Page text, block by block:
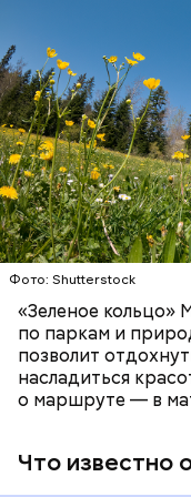
Фото: Shutterstock
«Зеленое
по паркам и
позволит
насладиться
о маршруте — в
Что известно
Как рассказали
веломаршрут
зоны, метро, МЦД
Протяженность
километров:
СПОРТ ОТДЫХ
САМОКАТЫ
Патриаршие
изображением
Бегемота, который
с незнакомцами.
Московский
площади
Новосибирска и